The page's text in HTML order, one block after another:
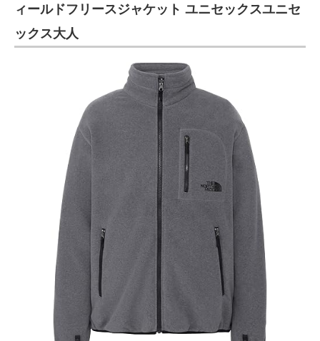
ィールドフリースジャケット ユニセックスユニセ
ックス大人